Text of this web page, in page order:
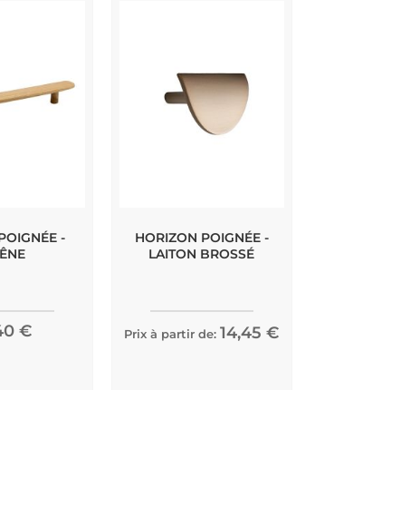
-
€
HORIZON POIGNÉE -
LAITON BROSSÉ
Prix à partir de: 14,45 €